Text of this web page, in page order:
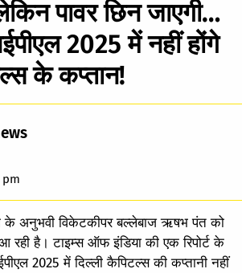
पावर छिन जाएगी…
2025 में नहीं होंगे
के कप्तान!
pm
के अनुभवी विकेटकीपर बल्लेबाज ऋषभ पंत को
है। टाइम्स ऑफ इंडिया की एक रिपोर्ट के
2025 में दिल्ली कैपिटल्स की कप्तानी नहीं